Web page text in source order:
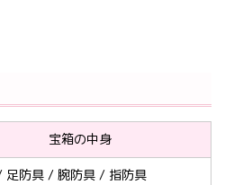
宝箱の中身
足防具 / 腕防具 / 指防具